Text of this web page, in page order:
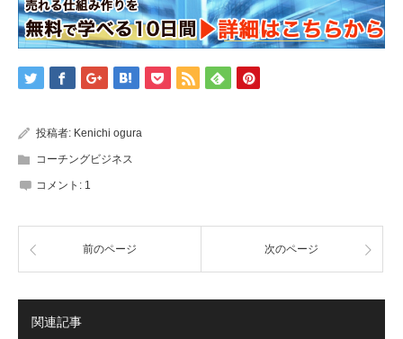
投稿者: Kenichi ogura
コーチングビジネス
コメント: 1
前のページ 次のページ
関連記事